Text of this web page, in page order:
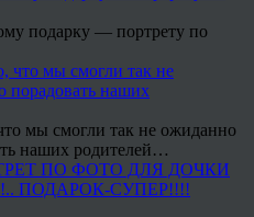
подарку — портрету по
мы смогли так не ожиданно
наших родителей…